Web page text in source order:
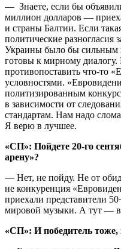
— Знаете, если бы
миллион долларов —
и страны Балтии. Если
политические разногласия
Украины было бы сильным
готовы к мирному
противопоставить что-то
условностями.
политизированным
в зависимости от
стандартам. Нам надо
Я верю в лучшее.
«СП»: Пойдете 20-го
арену»?
— Нет, не пойду. Не от
не конкуренция
приехали представители
мировой музыки. А тут —
«СП»: И победитель тоже,